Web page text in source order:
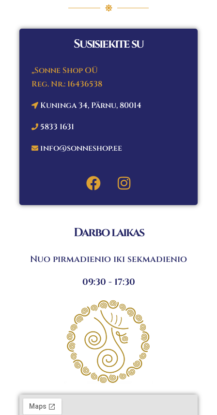
Susisiekite su
„Sonne Shop OÜ
Reg. Nr.: 16436538
Kuninga 34, Pärnu, 80014
5833 1631
info@sonneshop.ee
Darbo laikas
Nuo pirmadienio iki sekmadienio
09:30 - 17:30